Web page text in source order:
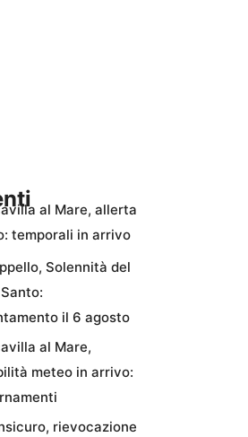
al Mare, allerta
temporali in arrivo
Solennità del
il 6 agosto
al Mare,
meteo in arrivo:
rievocazione